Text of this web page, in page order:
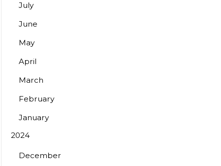
July
June
May
April
March
February
January
2024
December